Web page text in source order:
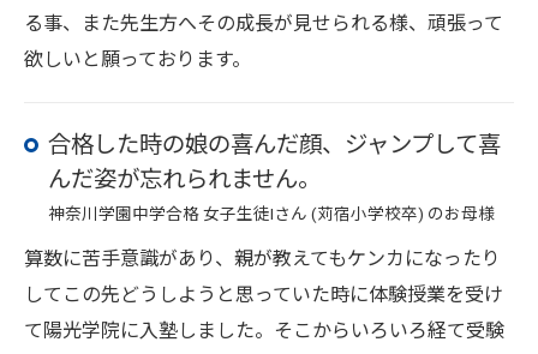
る事、また先生方へその成長が見せられる様、頑張って
欲しいと願っております。
合格した時の娘の喜んだ顔、ジャンプして喜
んだ姿が忘れられません。
神奈川学園中学合格 女子生徒Iさん (苅宿小学校卒) のお母様
算数に苦手意識があり、親が教えてもケンカになったり
してこの先どうしようと思っていた時に体験授業を受け
て陽光学院に入塾しました。そこからいろいろ経て受験